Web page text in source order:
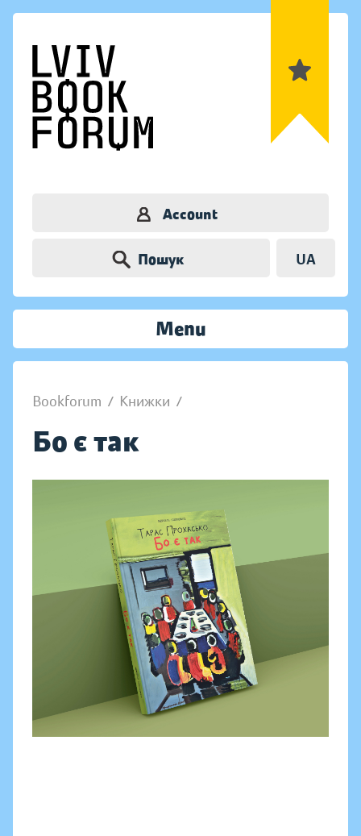
Account
Пошук UA
Menu
Bookforum / Книжки /
Бо є так